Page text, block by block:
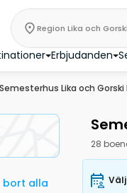
Erbjudanden
Semesterhus Lika och
bort alla
28